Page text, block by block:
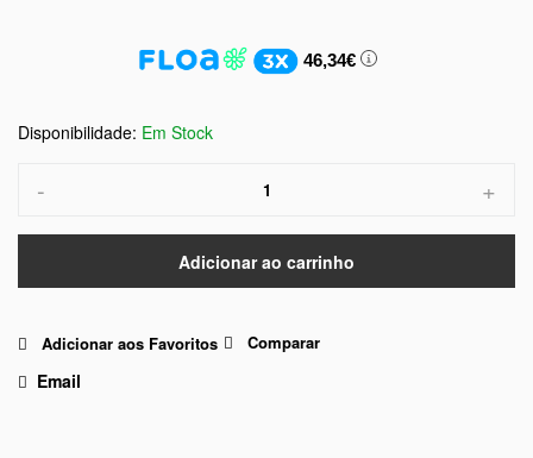
46,34€
Em Stock
- +
Adicionar ao carrinho
Adicionar aos Favoritos Comparar
Email